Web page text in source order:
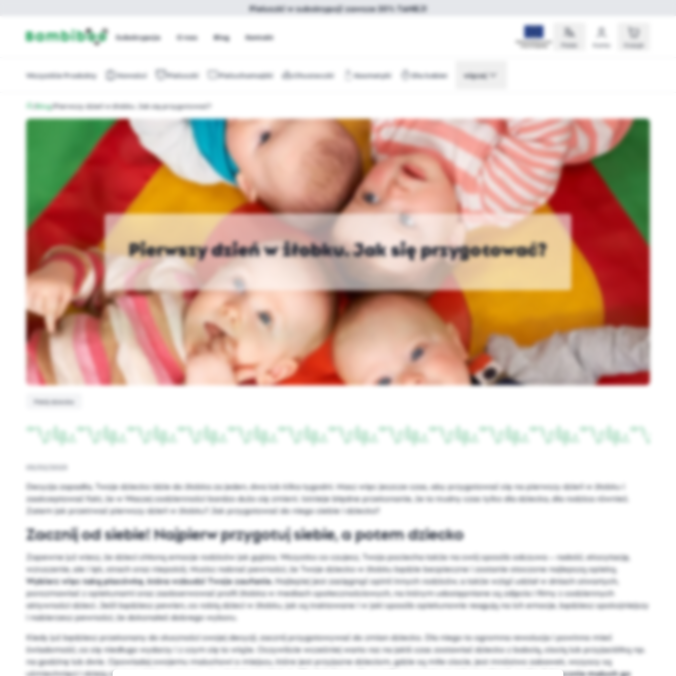
Pieluszki w subskrypcji zawsze 20% TANIEJ!
Subskrypcja O nas Blog Kontakt
Polski Konto Koszyk
Wszystkie Produkty Nowości Pieluszki Pieluchomajtki Chusteczki Kosmetyki Dla kobiet więcej
/Blog/Pierwszy dzień w żłobku. Jak się przygotować?
Pierwszy dzień w żłobku. Jak się przygotować?
Pokój dziecka
05/02/2023
Decyzja zapadła, Twoje dziecko idzie do żłobka za jeden, dwa lub kilka tygodni. Masz więc jeszcze czas, aby przygotować się na pierwszy dzień w żłobku i
zaakceptować fakt, że w Waszej codzienności bardzo dużo się zmieni. Istnieje błędne przekonanie, że to trudny czas tylko dla dziecka, dla rodzica również.
Zatem jak przetrwać pierwszy dzień w żłobku? Jak przygotować do niego siebie i dziecko?
Zacznij od siebie! Najpierw przygotuj siebie, a potem dziecko
Zapewne już wiesz, że dzieci chłoną emocje rodziców jak gąbka. Wszystko co czujesz, Twoja pociecha także na swój sposób odczuwa – radość, ekscytację,
wzruszenie, ale i lęk, strach oraz niepokój. Musisz nabrać pewności, że Twoje dziecko w żłobku będzie bezpieczne i zostanie otoczone najlepszą opieką.
Wybierz więc taką placówkę, która wzbudzi Twoje zaufanie.Najlepiej jest zasięgnąć opinii innych rodziców, a także wziąć udział w dniach otwartych,
porozmawiać z opiekunami oraz zaobserwować profil żłobka w mediach społecznościowych, na którym udostępniane są zdjęcia i filmy z codziennych
aktywności dzieci. Jeśli będziesz pewien, co robią dzieci w żłobku, jak są traktowane i w jaki sposób opiekunowie reagują na ich emocje, będziesz spokojniejszy
i nabierzesz pewności, że dokonałeś dobrego wyboru.
Kiedy już będziesz przekonany do słuszności swojej decyzji, zacznij przygotowywać do zmian dziecko. Dla niego to ogromna rewolucja i powinno mieć
świadomość, co się niedługo wydarzy i z czym się to wiąże. Oczywiście wcześniej warto raz na jakiś czas zostawiać dziecko z babcią, ciocią lub przyjaciółką np.
na godzinę lub dwie. Opowiadaj swojemu maluchowi o miejscu, które jest przyjazne dzieciom, gdzie są miłe ciocie, jest mnóstwo zabawek, wszyscy są
uśmiechnięci i dzieją się tam ciekawe rzeczy – to właśnie jest żłobek.
Niech kojarzy się on tylko z pozytywnymi emocjami, zanim faktycznie maluch go